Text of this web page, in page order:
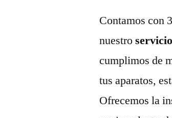
Contamos con
nuestro
cumplimos de
tus aparatos,
Ofrecemos la